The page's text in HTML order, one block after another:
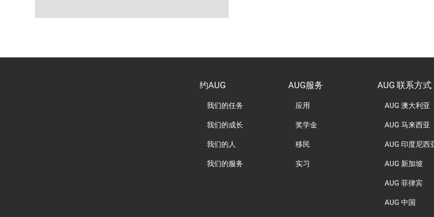
约AUG
我们的任务
我们的成长
我们的人
我们的服务
AUG服务
应用
奖学金
移民
实习
AUG 联系方式
AUG 澳大利亚
AUG 马来西亚
AUG 印度尼西
AUG 新加坡
AUG 菲律宾
AUG 中国